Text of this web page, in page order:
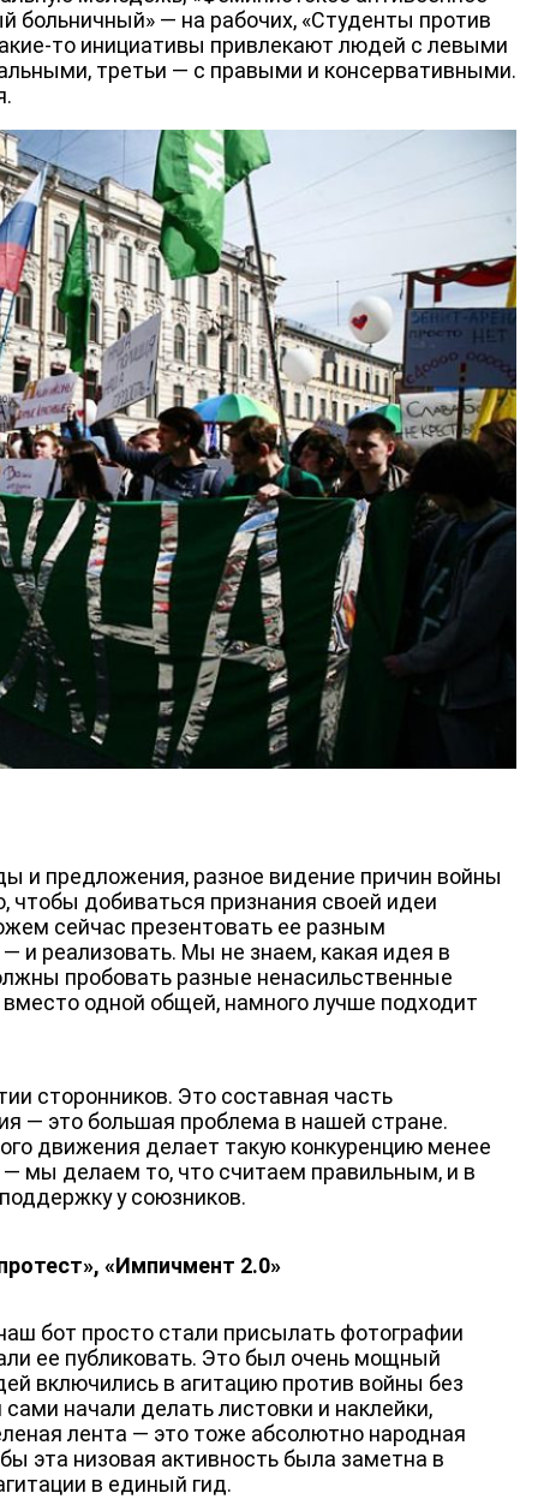
ДЕПУТАТЫ К СЪЕЗДУ
больничный» — на рабочих, «Студенты против
то инициативы привлекают людей с левыми
третьи — с правыми и консервативными.
и предложения, разное видение причин войны
чтобы добиваться признания своей идеи
сейчас презентовать ее разным
и реализовать. Мы не знаем, какая идея в
пробовать разные ненасильственные
одной общей, намного лучше подходит
сторонников. Это составная часть
— это большая проблема в нашей стране.
движения делает такую конкуренцию менее
мы делаем то, что считаем правильным, и в
у союзников.
«Импичмент 2.0»
бот просто стали присылать фотографии
ее публиковать. Это был очень мощный
включились в агитацию против войны без
начали делать листовки и наклейки,
лента — это тоже абсолютно народная
эта низовая активность была заметна в
в единый гид.